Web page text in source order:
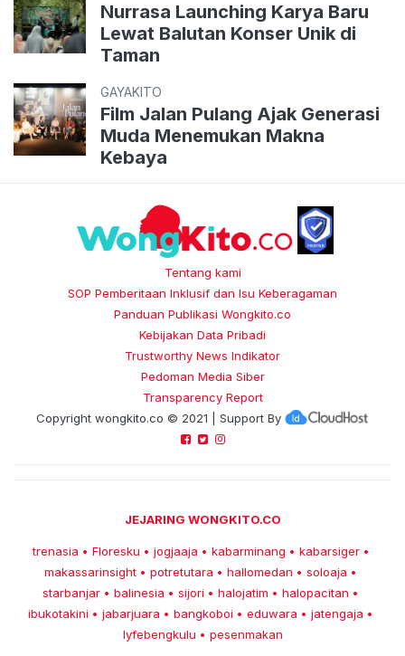
Nurrasa Launching Karya Baru
Lewat Balutan Konser Unik di
Taman
GAYAKITO
Film Jalan Pulang Ajak Generasi
Muda Menemukan Makna
Kebaya
Tentang kami
SOP Pemberitaan Inklusif dan Isu Keberagaman
Panduan Publikasi Wongkito.co
Kebijakan Data Pribadi
Trustworthy News Indikator
Pedoman Media Siber
Transparency Report
Copyright wongkito.co © 2021 | Support By
JEJARING WONGKITO.CO
trenasia • Floresku • jogjaaja • kabarminang • kabarsiger •
makassarinsight • potretutara • hallomedan • soloaja •
starbanjar • balinesia • sijori • halojatim • halopacitan •
ibukotakini • jabarjuara • bangkoboi • eduwara • jatengaja •
lyfebengkulu • pesenmakan